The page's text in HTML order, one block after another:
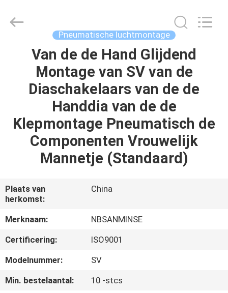
HUIS
PRODUCTEN
ONGEVEER
FABRIEKSREIS
KWALITEITSCONTROLE
CONTACTEER
NIEUWS
Export
Co.,Ltd..
Pneumatische luchtmontage
Van de de Hand Glijdend
Montage van SV van de
Diaschakelaars van de de
Handdia van de de
Klepmontage Pneumatisch de
Componenten Vrouwelijk
Mannetje (Standaard)
Plaats van
herkomst:
China
Merknaam:
NBSANMINSE
Certificering:
ISO9001
Modelnummer:
SV
Min. bestelaantal:
10 -stcs